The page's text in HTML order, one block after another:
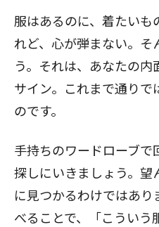
服はあるのに、着たい
れど、心が弾まない。そ
う。それは、あなたの
サイン。これまで通りで
のです。
手持ちのワードローブ
探しにいきましょう。望
に見つかるわけではあ
べることで、「こういう